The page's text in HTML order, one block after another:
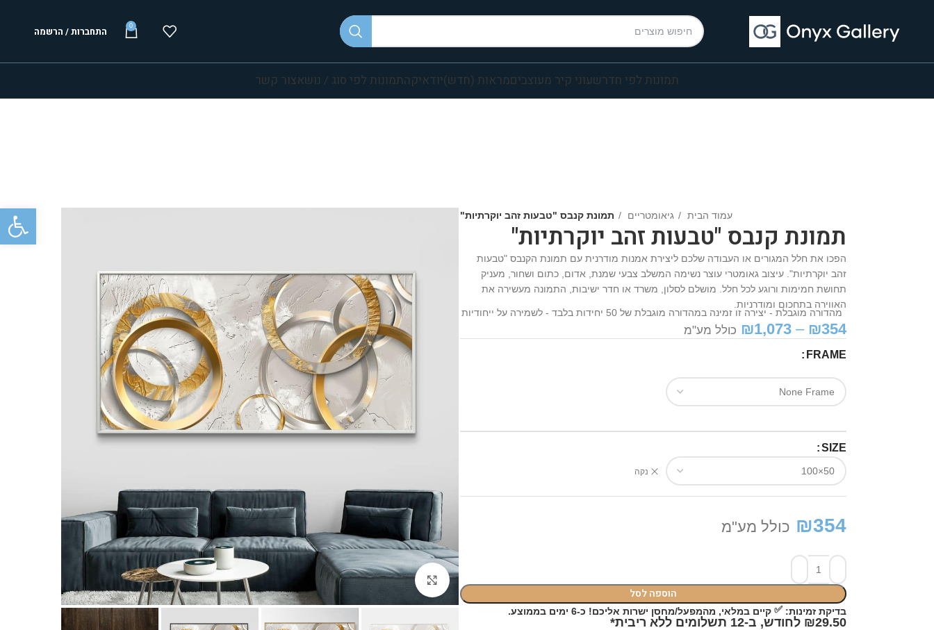
0 התחברות / הרשמה
תמונות לפי חדרשעוני קיר מעוצביםמראות (חדש)יודאיקהתמונות לפי סוג / נושאצור קשר
עמוד הבית גיאומטריים תמונת קנבס "טבעות זהב יוקרתיות"
תמונת קנבס "טבעות זהב יוקרתיות"
הפכו את חלל המגורים או העבודה שלכם ליצירת אמנות מודרנית עם תמונת הקנבס "טבעות
זהב יוקרתיות". עיצוב גאומטרי עוצר נשימה המשלב צבעי שמנת, אדום, כתום ושחור, מעניק
תחושת חמימות ורוגע לכל חלל. מושלם לסלון, משרד או חדר ישיבות, התמונה מעשירה את
האווירה בתחכום ומודרניות.
מהדורה מוגבלת - יצירה זו זמינה במהדורה מוגבלת של 50 יחידות בלבד - לשמירה על ייחודיות
₪354
–
₪1,073 כולל מע"מ
FRAME
SIZE
נקה
₪354 כולל מע"מ
הוספה לסל
בדיקת זמינות:
✅
קיים במלאי, מהמפעל/מחסן ישרות אליכם! כ-6 ימים בממוצע.
₪29.50 לחודש, ב-12 תשלומים ללא ריבית*
Click to enlarge